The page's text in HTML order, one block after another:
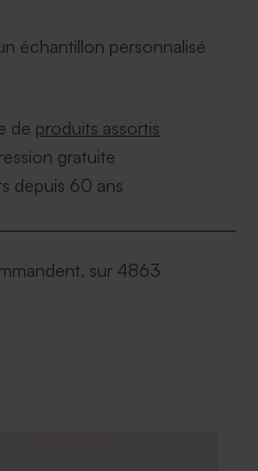
échantillon personnalisé
de produits assortis
gratuite
depuis 60 ans
sur 4863